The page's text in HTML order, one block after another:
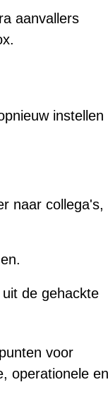
aanvallers
instellen
naar collega's,
de gehackte
voor
operationele en